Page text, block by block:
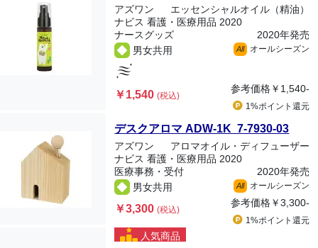
アズワン
エッセンシャルオイル（精油）
ナビス 看護・医療用品 2020
ナースグッズ
2020年発売
男女共用
All オールシーズン
￥1,540(税込)
参考価格￥1,540-
1%ポイント 還元
デスクアロマ ADW-1K 7-7930-03
アズワン
アロマオイル・ディフューザー
ナビス 看護・医療用品 2020
医療事務・受付
2020年発売
男女共用
All オールシーズン
￥3,300(税込)
参考価格￥3,300-
1%ポイント 還元
人気商品